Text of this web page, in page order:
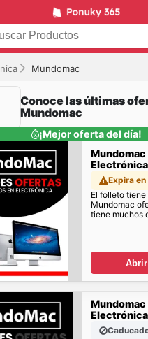
Mundomac
Conoce las últimas
Mundomac
¡Mejor oferta del día!
Mundomac
Electrónica
Expira
El folleto
Mundomac
tiene muchos
Mundomac
Electrónica